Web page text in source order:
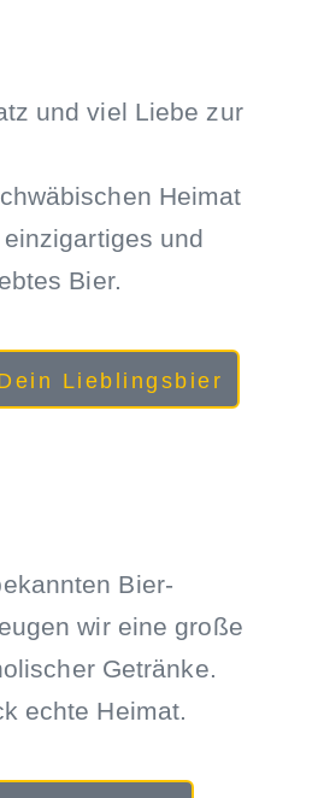
und viel Liebe zur
Heimat
und
Bier.
Lieblingsbier
Bier-
wir eine große
Getränke.
echte Heimat.